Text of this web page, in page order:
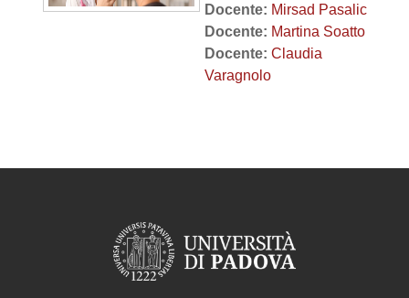
Docente: Mirsad Pasalic
Docente: Martina Soatto
Docente: Claudia
Varagnolo